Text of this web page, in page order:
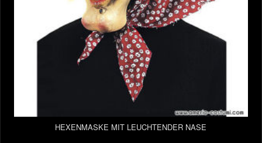
HEXENMASKE MIT LEUCHTENDER NASE